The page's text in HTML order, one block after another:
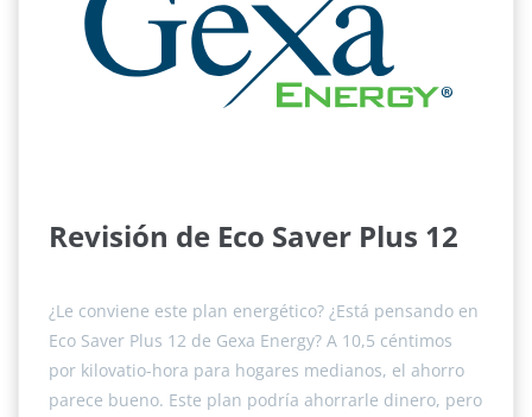
Revisión de Eco Saver Plus 12
¿Le conviene este plan energético? ¿Está pensando en
Eco Saver Plus 12 de Gexa Energy? A 10,5 céntimos
por kilovatio-hora para hogares medianos, el ahorro
parece bueno. Este plan podría ahorrarle dinero, pero